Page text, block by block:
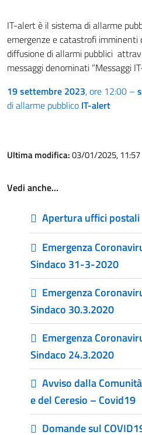
IT-alert è il sistema di allarme
emergenze e catastrofi imminenti
diffusione di allarmi pubblici
messaggi denominati “Messaggi
19 settembre 2023, ore 12:00 –
di allarme pubblico IT-alert
Ultima modifica:03/01/2025, 11:57
Vedi anche…
Apertura uffici postali
Emergenza
Sindaco 31-3-2020
Emergenza
Sindaco 30.3.2020
Emergenza
Sindaco 24.3.2020
Avviso dalla
e del Ceresio – Covid19
Domande sul